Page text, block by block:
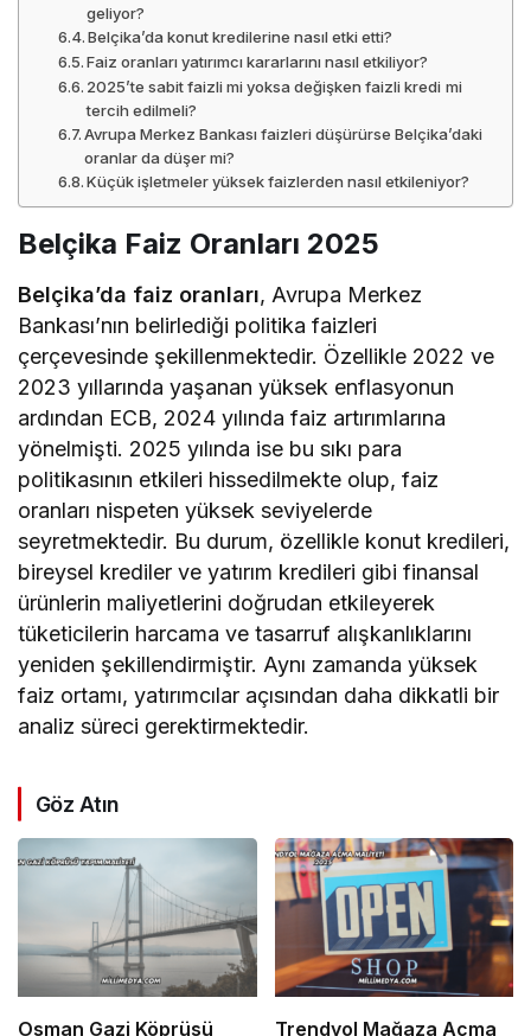
geliyor?
Belçika’da konut kredilerine nasıl etki etti?
Faiz oranları yatırımcı kararlarını nasıl etkiliyor?
2025’te sabit faizli mi yoksa değişken faizli kredi mi
tercih edilmeli?
Avrupa Merkez Bankası faizleri düşürürse Belçika’daki
oranlar da düşer mi?
Küçük işletmeler yüksek faizlerden nasıl etkileniyor?
Belçika Faiz Oranları 2025
Belçika’da faiz oranları, Avrupa Merkez
Bankası’nın belirlediği politika faizleri
çerçevesinde şekillenmektedir. Özellikle 2022 ve
2023 yıllarında yaşanan yüksek enflasyonun
ardından ECB, 2024 yılında faiz artırımlarına
yönelmişti. 2025 yılında ise bu sıkı para
politikasının etkileri hissedilmekte olup, faiz
oranları nispeten yüksek seviyelerde
seyretmektedir. Bu durum, özellikle konut kredileri,
bireysel krediler ve yatırım kredileri gibi finansal
ürünlerin maliyetlerini doğrudan etkileyerek
tüketicilerin harcama ve tasarruf alışkanlıklarını
yeniden şekillendirmiştir. Aynı zamanda yüksek
faiz ortamı, yatırımcılar açısından daha dikkatli bir
analiz süreci gerektirmektedir.
Göz Atın
Osman Gazi Köprüsü
Trendyol Mağaza Açma